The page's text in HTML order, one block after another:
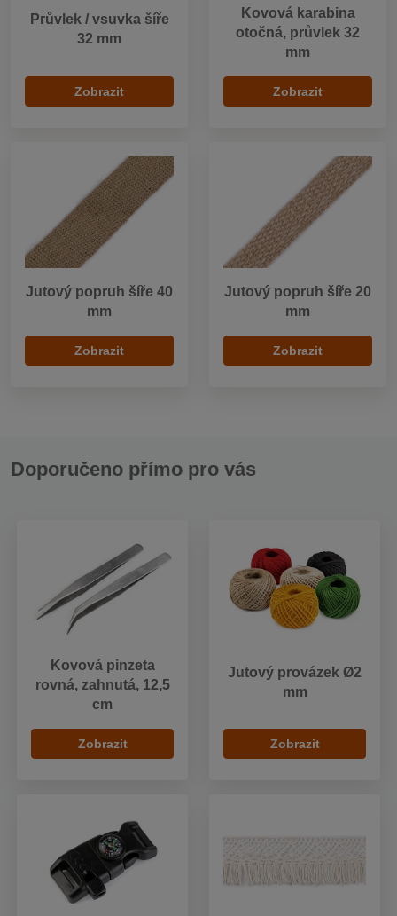
Průvlek / vsuvka šíře
32 mm
Zobrazit
Kovová karabina
otočná, průvlek 32
mm
Zobrazit
Jutový popruh šíře 40
mm
Zobrazit
Jutový popruh šíře 20
mm
Zobrazit
Doporučeno přímo pro vás
Kovová pinzeta
rovná, zahnutá, 12,5
cm
Zobrazit
Jutový provázek Ø2
mm
Zobrazit